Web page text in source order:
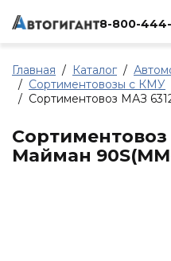
8-800-444-
Главная Каталог
Сортиментовозы с КМУ
Сортиментовоз МАЗ
Майман